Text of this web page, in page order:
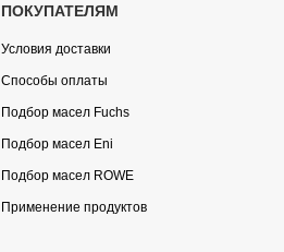
ПОКУПАТЕЛЯМ
Условия доставки
Способы оплаты
Подбор масел Fuchs
Подбор масел Eni
Подбор масел ROWE
Применение продуктов